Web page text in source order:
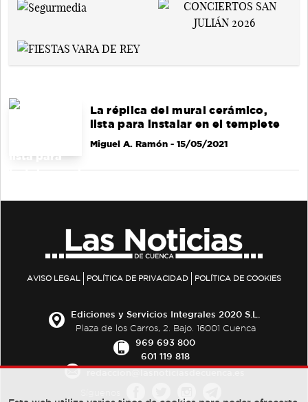
La réplica del mural cerámico,
lista para instalar en el templete
Miguel A. Ramón- 15/05/2021
AVISO LEGAL POLÍTICA DE PRIVACIDAD POLÍTICA DE COOKIES
Ediciones y Servicios Integrales 2020 S.L.
Plaza de los Carros, 2. Bajo. 16001 Cuenca
969 693 800
601 119 818